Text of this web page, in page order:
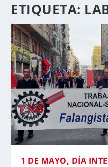
ETIQUETA:
1 DE MAYO, DÍA